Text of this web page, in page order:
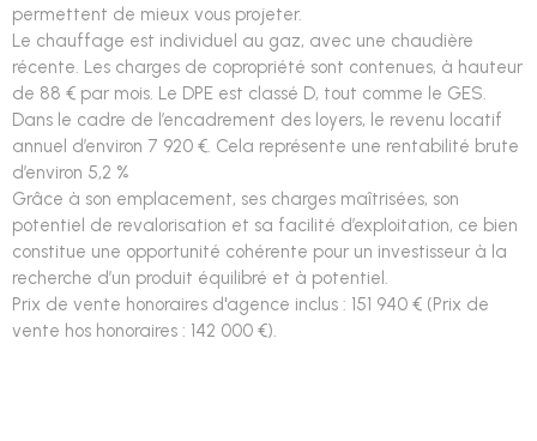
permettent de mieux vous projeter.
Le chauffage est individuel au gaz, avec une chaudière
récente. Les charges de copropriété sont contenues, à hauteur
de 88 € par mois. Le DPE est classé D, tout comme le GES.
Dans le cadre de l’encadrement des loyers, le revenu locatif
annuel d’environ 7 920 €. Cela représente une rentabilité brute
d’environ 5,2 %
Grâce à son emplacement, ses charges maîtrisées, son
potentiel de revalorisation et sa facilité d’exploitation, ce bien
constitue une opportunité cohérente pour un investisseur à la
recherche d’un produit équilibré et à potentiel.
Prix de vente honoraires d'agence inclus : 151 940 € (Prix de
vente hos honoraires : 142 000 €).